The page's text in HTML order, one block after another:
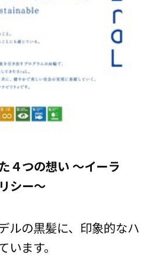
４つの想い ～イーラ
シー～
ルの黒髪に、印象的なハ
ます。